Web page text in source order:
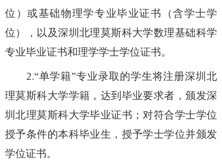
位 ）或基础物理学专业毕业证书 （含学士学
位 ）
，以及深圳北理莫斯科大学数理基础科学
专业毕业证书和理学学士学位证书。
2.“单学籍”专业录取的学生将注册深圳北
理莫斯科大学学籍，达到毕业要求者，颁发深
圳北理莫斯科大学毕业证书；对符合学士学位
授予条件的本科毕业生，授予学士学位并颁发
学位证书。